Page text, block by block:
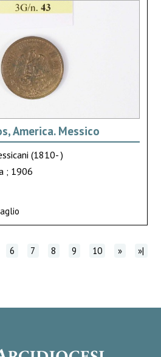
America. Messico
(1810- )
; 1906
6 7 8 9 10 » »|